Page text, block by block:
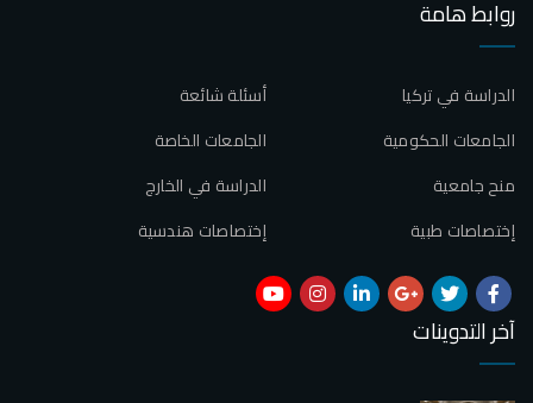
روابط هامة
أسئلة شائعة
الدراسة في تركيا
الجامعات الخاصة
الجامعات الحكومية
الدراسة في الخارج
منح جامعية
إختصاصات هندسية
إختصاصات طبية
آخر التدوينات